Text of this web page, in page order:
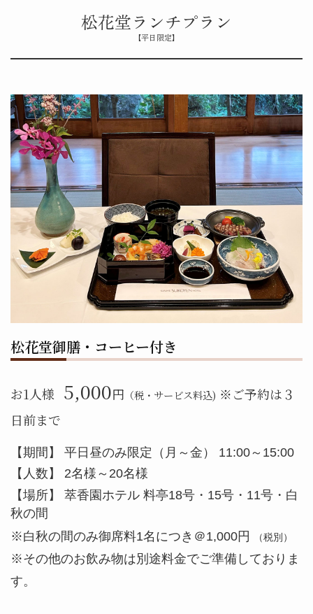
松花堂ランチプラン
松花堂御膳・コーヒー付き
お1人様 5,000円 （税・サービス料込) ※ご予約は３
日前まで
【期間】 平日昼のみ限定（月～金） 11:00～15:00
【人数】 2名様～20名様
【場所】 萃香園ホテル 料亭18号・15号・11号・白
秋の間
※白秋の間のみ御席料1名につき＠1,000円
（税別）
※その他のお飲み物は別途料金でご準備しておりま
す。